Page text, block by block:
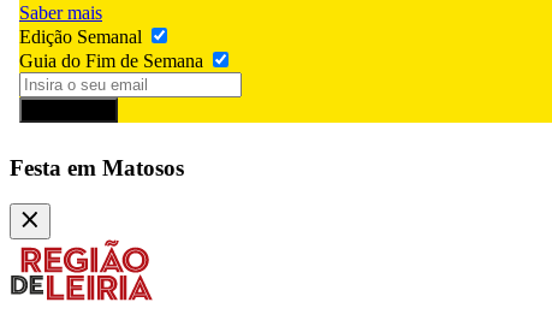
Saber mais
Edição Semanal
Guia do Fim de Semana
Festa em Matosos